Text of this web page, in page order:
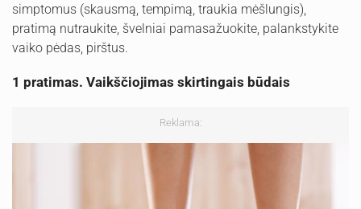
simptomus (skausmą, tempimą, traukia mėšlungis),
pratimą nutraukite, švelniai pamasažuokite, palankstykite
vaiko pėdas, pirštus.
1 pratimas. Vaikščiojimas skirtingais būdais
Reklama: